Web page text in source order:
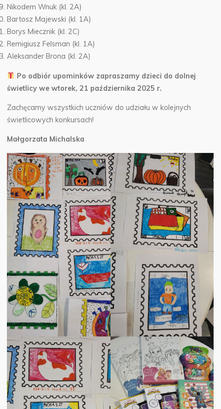
Nikodem Wnuk (kl. 2A)
Bartosz Majewski (kl. 1A)
Borys Miecznik (kl. 2C)
Remigiusz Felsman (kl. 1A)
Aleksander Brona (kl. 2A)
Po odbiór upominków zapraszamy dzieci do dolnej
świetlicy we wtorek, 21 października 2025 r.
Zachęcamy wszystkich uczniów do udziału w kolejnych
świetlicowych konkursach!
Małgorzata Michalska